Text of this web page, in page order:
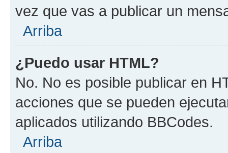
vez que vas a publicar un
Arriba
¿Puedo usar HTML?
No. No es posible publicar en
acciones que se pueden
aplicados utilizando BBCodes.
Arriba